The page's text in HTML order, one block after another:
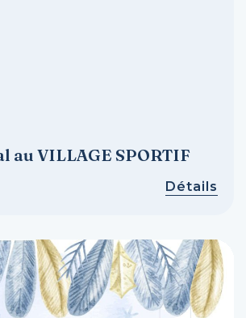
au VILLAGE SPORTIF
Détails